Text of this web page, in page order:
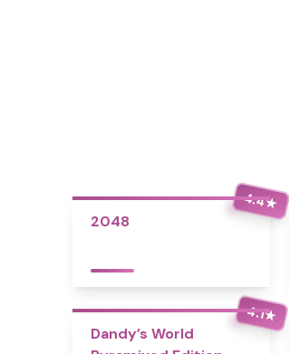
4.4★
2048
4.1★
Dandy’s World